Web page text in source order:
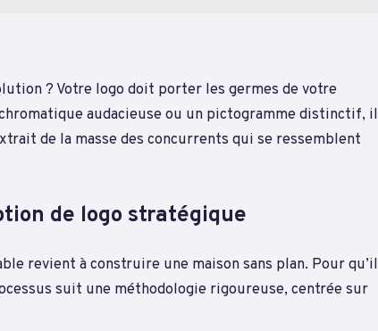
? Votre logo doit porter les germes de votre
audacieuse ou un pictogramme distinctif, il
de la masse des concurrents qui se ressemblent
de logo stratégique
revient à construire une maison sans plan. Pour qu’il
suit une méthodologie rigoureuse, centrée sur